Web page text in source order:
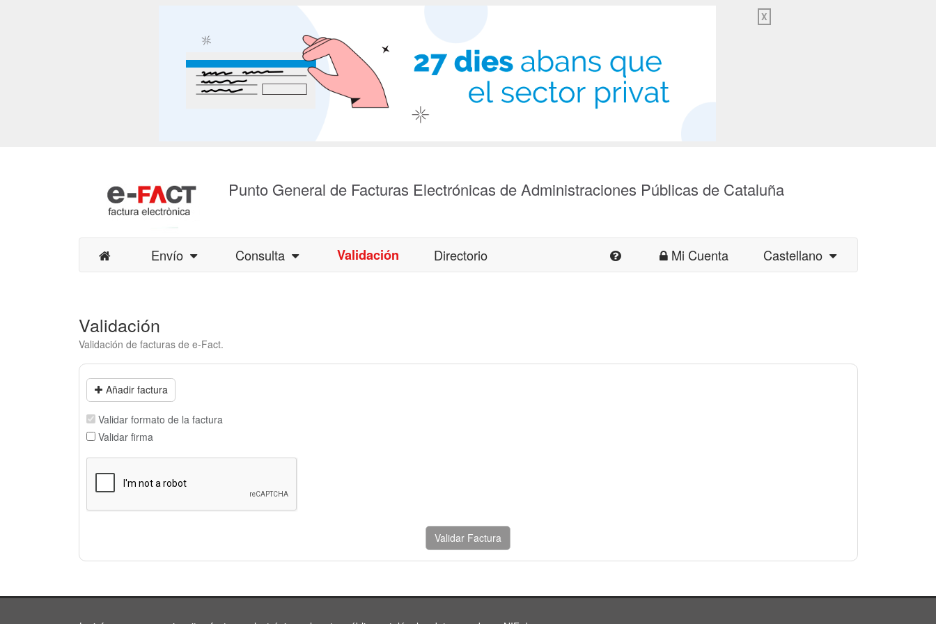
X
Punto General de Facturas Electrónicas de Administraciones Públicas de Cataluña
Envío Consulta Validación Directorio Mi Cuenta Castellano
Validación
Validación de facturas de e-Fact.
Añadir factura
Validar formato de la factura
Validar firma
Validar Factura